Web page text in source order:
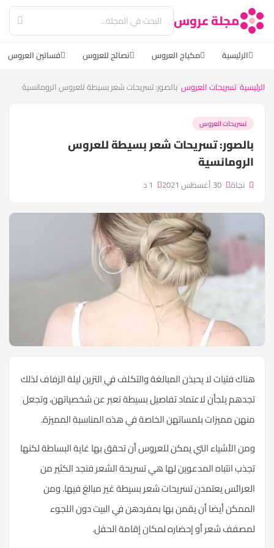
مجلة عروس
الرئيسية مكياج العروس نصائح للعروس فساتين العروس
الرئيسية تسريحات العروس بالصور: تسريحات شعر بسيطة للعروس الرومانسية
تسريحات العروس
بالصور: تسريحات شعر بسيطة للعروس
الرومانسية
نجاة
هناك فتيات لا يحبذن المبالغة والتكلف في التزين ليلة الزفاف لذلك
تجدهم يلجأن لاعتماد تفاصيل بسيطة تعبر عن شخصياتهن، وتجعل
منهن مميزات بلمساتهن الخاصة في هذه المناسبة المميزة.
ومن الأشياء التي يمكن للعروس أن تحقق بها غاية البساطة لكنها
تجذب انتباه المدعوين لها هي تسريحة الشعر فنجد الكثير من
العرائس يعتمدن تسريحات شعر بسيطة غير مبالغ فيها. ومن
الممكن أيضا أن يقمن بها بمفردهن في البيت دون اللجوء
لمصفف شعر أو إحضاره لمكان إقامة الحفل.